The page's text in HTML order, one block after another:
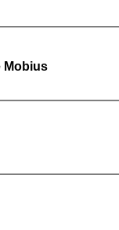
Mobius